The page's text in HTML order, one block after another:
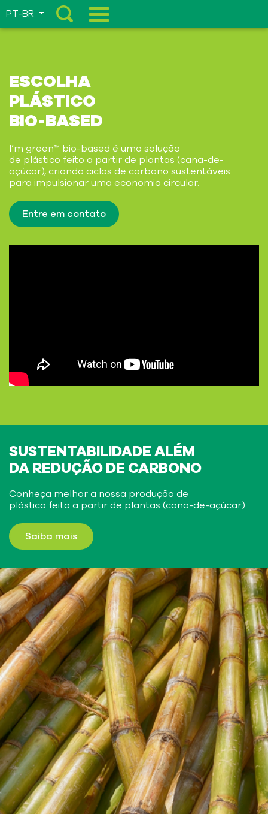
PT-BR
Menu
ESCOLHA
PLÁSTICO
BIO-BASED
I’m green™ bio-based é uma solução
de plástico feito a partir de plantas (cana-de-
açúcar), criando ciclos de carbono sustentáveis
para impulsionar uma economia circular.
Entre em contato
SUSTENTABILIDADE ALÉM
DA REDUÇÃO DE CARBONO
Conheça melhor a nossa produção de
plástico feito a partir de plantas (cana-de-açúcar).
Saiba mais